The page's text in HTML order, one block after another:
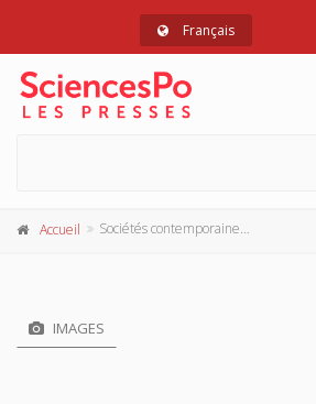
Français
Accueil Sociétés contemporaines n° 62 2006
IMAGES